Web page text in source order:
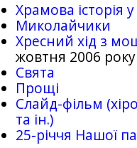
Храмова історія
Миколайчики
Хресний хід з
жовтня 2006 року
Свята
Прощі
Слайд-фільм
та ін.)
25-рiччя Нашої